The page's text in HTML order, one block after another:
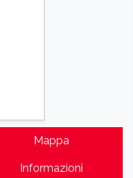
Mappa
Informazioni